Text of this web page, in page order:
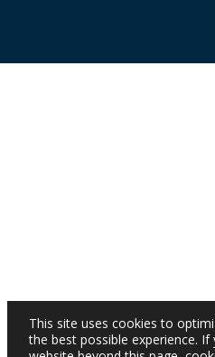
This site uses cookies to
the best possible experience.